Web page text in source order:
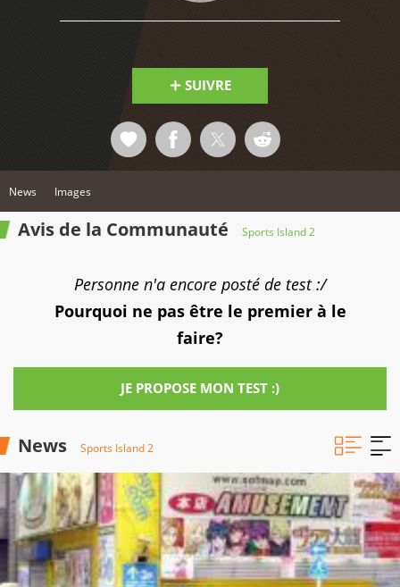
SUIVRE
News Images
Avis de la Communauté Sports Island 2
Personne n'a encore posté de test :/
Pourquoi ne pas être le premier à le
faire?
JE PROPOSE MON TEST :)
News Sports Island 2